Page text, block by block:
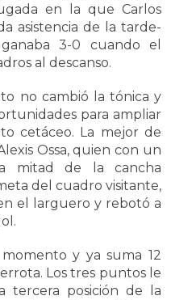
en la que Carlos
asistencia de la tarde-
3-0 cuando el
al descanso.
no cambió la tónica y
para ampliar
cetáceo. La mejor de
Ossa, quien con un
mitad de la cancha
del cuadro visitante,
el larguero y rebotó a
y ya suma 12
Los tres puntos le
tercera posición de la